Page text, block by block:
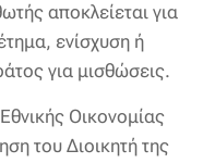
αποκλείεται για
ενίσχυση ή
για μισθώσεις.
Οικονομίας
του Διοικητή της